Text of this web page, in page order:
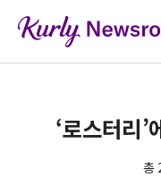
‘로스터리
총